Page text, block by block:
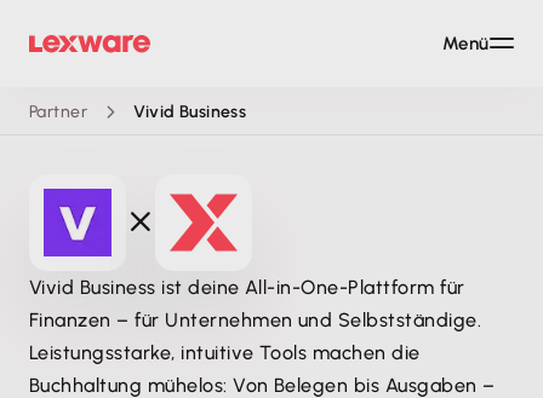
Partner Vivid Business
Vivid Business ist deine All-in-One-Plattform für
Finanzen – für Unternehmen und Selbstständige.
Leistungsstarke, intuitive Tools machen die
Buchhaltung mühelos: Von Belegen bis Ausgaben –
Menü